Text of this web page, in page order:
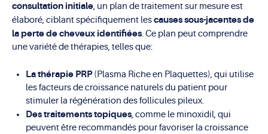
consultation initiale, un plan de traitement sur mesure est
élaboré, ciblant spécifiquement lescauses sous-jacentes de
la perte de cheveux identifiées. Ce plan peut comprendre
une variété de thérapies, telles que:
La thérapie PRP(Plasma Riche en Plaquettes), qui utilise
les facteurs de croissance naturels du patient pour
stimuler la régénération des follicules pileux.
Des traitements topiques, comme le minoxidil, qui
peuvent être recommandés pour favoriser la croissance